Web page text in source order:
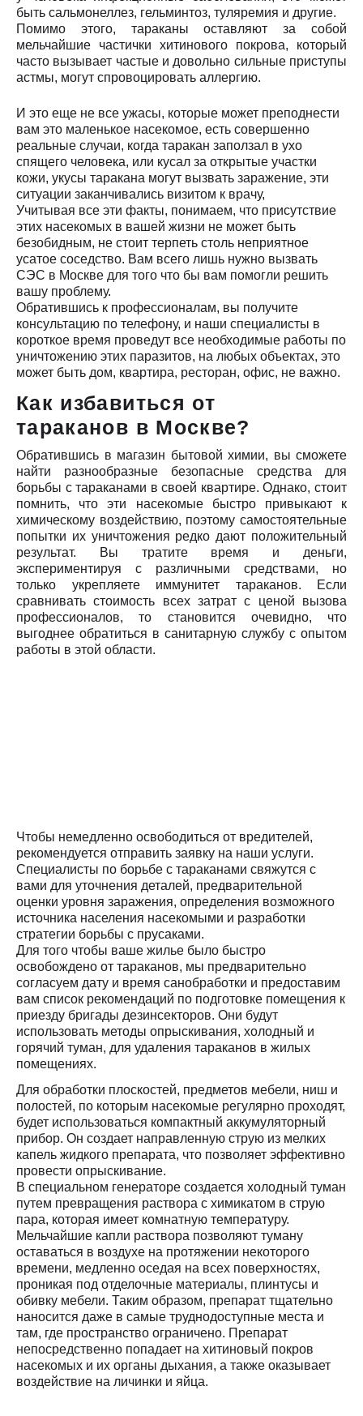
быть сальмонеллез, гельминтоз, туляремия и другие.
Помимо этого, тараканы оставляют за собой
мельчайшие частички хитинового покрова, который
часто вызывает частые и довольно сильные приступы
астмы, могут спровоцировать аллергию.
И это еще не все ужасы, которые может преподнести
вам это маленькое насекомое, есть совершенно
реальные случаи, когда таракан заползал в ухо
спящего человека, или кусал за открытые участки
кожи, укусы таракана могут вызвать заражение, эти
ситуации заканчивались визитом к врачу,
Учитывая все эти факты, понимаем, что присутствие
этих насекомых в вашей жизни не может быть
безобидным, не стоит терпеть столь неприятное
усатое соседство. Вам всего лишь нужно вызвать
СЭС в Москве для того что бы вам помогли решить
вашу проблему.
Обратившись к профессионалам, вы получите
консультацию по телефону, и наши специалисты в
короткое время проведут все необходимые работы по
уничтожению этих паразитов, на любых объектах, это
может быть дом, квартира, ресторан, офис, не важно.
Как избавиться от
тараканов в Москве?
Обратившись в магазин бытовой химии, вы сможете
найти разнообразные безопасные средства для
борьбы с тараканами в своей квартире. Однако, стоит
помнить, что эти насекомые быстро привыкают к
химическому воздействию, поэтому самостоятельные
попытки их уничтожения редко дают положительный
результат. Вы тратите время и деньги,
экспериментируя с различными средствами, но
только укрепляете иммунитет тараканов. Если
сравнивать стоимость всех затрат с ценой вызова
профессионалов, то становится очевидно, что
выгоднее обратиться в санитарную службу с опытом
работы в этой области.
Чтобы немедленно освободиться от вредителей,
рекомендуется отправить заявку на наши услуги.
Специалисты по борьбе с тараканами свяжутся с
вами для уточнения деталей, предварительной
оценки уровня заражения, определения возможного
источника населения насекомыми и разработки
стратегии борьбы с прусаками.
Для того чтобы ваше жилье было быстро
освобождено от тараканов, мы предварительно
согласуем дату и время санобработки и предоставим
вам список рекомендаций по подготовке помещения к
приезду бригады дезинсекторов. Они будут
использовать методы опрыскивания, холодный и
горячий туман, для удаления тараканов в жилых
помещениях.
Для обработки плоскостей, предметов мебели, ниш и
полостей, по которым насекомые регулярно проходят,
будет использоваться компактный аккумуляторный
прибор. Он создает направленную струю из мелких
капель жидкого препарата, что позволяет эффективно
провести опрыскивание.
В специальном генераторе создается холодный туман
путем превращения раствора с химикатом в струю
пара, которая имеет комнатную температуру.
Мельчайшие капли раствора позволяют туману
оставаться в воздухе на протяжении некоторого
времени, медленно оседая на всех поверхностях,
проникая под отделочные материалы, плинтусы и
обивку мебели. Таким образом, препарат тщательно
наносится даже в самые труднодоступные места и
там, где пространство ограничено. Препарат
непосредственно попадает на хитиновый покров
насекомых и их органы дыхания, а также оказывает
воздействие на личинки и яйца.